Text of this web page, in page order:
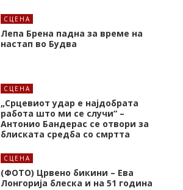
СЦЕНА
Лепа Брена падна за време на
настап во Будва
СЦЕНА
„Срцевиот удар е најдобрата
работа што ми се случи“ –
Антонио Бандерас се отвори за
блиската средба со смртта
СЦЕНА
(ФОТО) Црвено бикини – Ева
Лонгорија блеска и на 51 година